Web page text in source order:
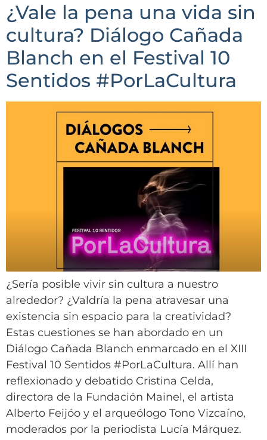
¿Vale la pena una vida sin
cultura? Diálogo Cañada
Blanch en el Festival 10
Sentidos #PorLaCultura
¿Sería posible vivir sin cultura a nuestro
alrededor? ¿Valdría la pena atravesar una
existencia sin espacio para la creatividad?
Estas cuestiones se han abordado en un
Diálogo Cañada Blanch enmarcado en el XIII
Festival 10 Sentidos #PorLaCultura. Allí han
reflexionado y debatido Cristina Celda,
directora de la Fundación Mainel, el artista
Alberto Feijóo y el arqueólogo Tono Vizcaíno,
moderados por la periodista Lucía Márquez.